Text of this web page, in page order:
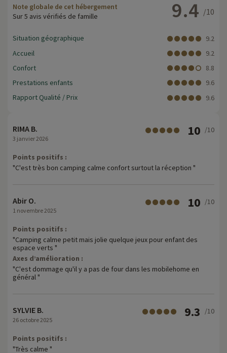
Note globale de cet hébergement
Sur 5 avis vérifiés de famille
9.4 /10
Situation géographique
9.2
Accueil
9.2
Confort
8.8
Prestations enfants
9.6
Rapport Qualité / Prix
9.6
RIMA B.
3 janvier 2026
10 /10
Points positifs :
"C'est très bon camping calme confort surtout la réception "
Abir O.
1 novembre 2025
10 /10
Points positifs :
"Camping calme petit mais jolie quelque jeux pour enfant des
espace verts "
Axes d’amélioration :
"C'est dommage qu'il y a pas de four dans les mobilehome en
général "
SYLVIE B.
26 octobre 2025
9.3 /10
Points positifs :
"Très calme "